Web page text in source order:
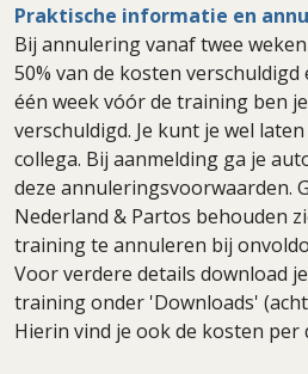
Praktische informatie en
Bij annulering vanaf twee
50% van de kosten
één week vóór de training ben
verschuldigd. Je kunt je wel
collega. Bij aanmelding ga je
deze annuleringsvoorwaarden.
Nederland & Partos behouden
training te annuleren bij
Voor verdere details download
training onder 'Downloads'
Hierin vind je ook de kosten per